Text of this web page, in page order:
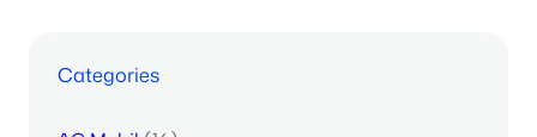
Categories